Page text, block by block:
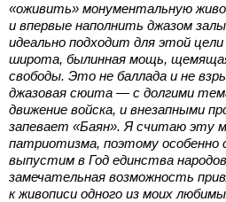
«оживить» монументальную
и впервые наполнить джазом
идеально подходит для этой
широта, былинная мощь,
свободы. Это не баллада и не
джазовая сюита — с долгими
движение войска, и внезапными
запевает «Баян». Я считаю эту
патриотизма, поэтому особенно
выпустим в Год единства
замечательная возможность
к живописи одного из моих